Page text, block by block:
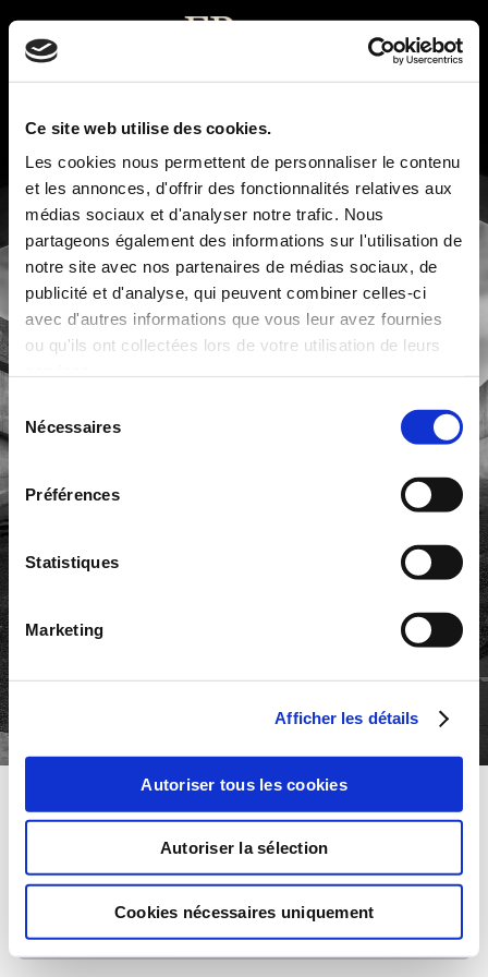
Ce site web utilise des cookies.
Les cookies nous permettent de personnaliser le contenu
et les annonces, d'offrir des fonctionnalités relatives aux
médias sociaux et d'analyser notre trafic. Nous
partageons également des informations sur l'utilisation de
notre site avec nos partenaires de médias sociaux, de
publicité et d'analyse, qui peuvent combiner celles-ci
avec d'autres informations que vous leur avez fournies
ou qu'ils ont collectées lors de votre utilisation de leurs
du
consentement
Nécessaires
Préférences
Statistiques
Marketing
Afficher les détails
Autoriser tous les cookies
Autoriser la sélection
Cookies nécessaires uniquement
Ce site utilise des cookies pour les statistiques et pour
améliorer votre expérience. En cliquant sur Accepter,
vous consentez à notre utilisation des cookies.
Accepter
Refuser